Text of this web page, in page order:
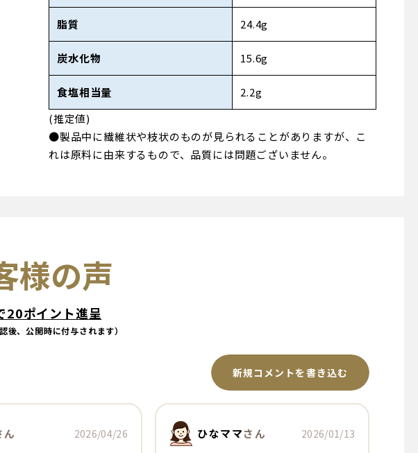
脂質 24.4g
炭水化物 15.6g
食塩相当量
2.2g
(推定値)
●製品中に繊維状や枝状のものが見られることがありますが、こ
れは原料に由来するもので、品質には問題ございません。
様の声
20ポイント進呈
後、公開時に付与されます）
新規コメントを書き込む
ん 2026/04/26 ひなママさん 2026/01/13